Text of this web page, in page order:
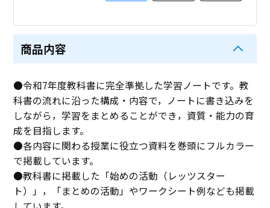
商品内容
●令和7年度教科書に完全準拠した学習ノートです。教
科書の流れに沿った構成・内容で，ノートに書き込みを
しながら，学習をまとめることができ，資質・能力の育
成を目指します。
●各内容に関わる授業に役立つ資料を巻頭にフルカラー
で掲載しています。
●教科書に掲載した「始めの活動（レッツスター
ト）」，「まとめの活動」やワークシート例なども掲載